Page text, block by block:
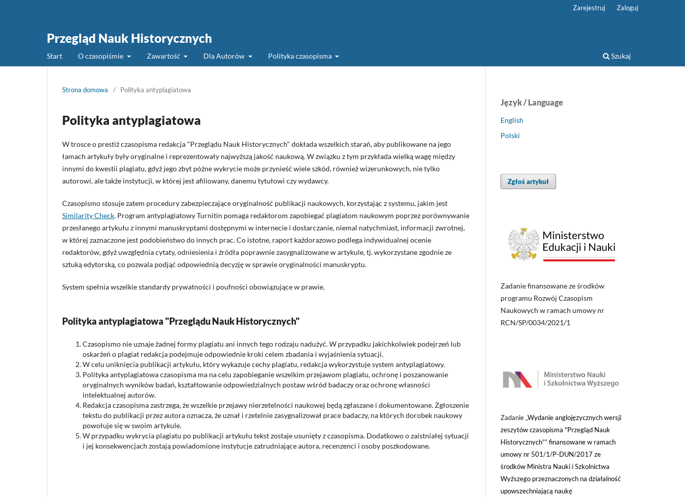
Przegląd Nauk Historycznych
Start O czasopiśmie Zawartość Dla Autorów Polityka czasopisma Szukaj
Zarejestruj Zaloguj
Strona domowa / Polityka antyplagiatowa
Polityka antyplagiatowa
W trosce o prestiż czasopisma redakcja "Przeglądu Nauk Historycznych" dokłada wszelkich starań, aby publikowane na jego
łamach artykuły były oryginalne i reprezentowały najwyższą jakość naukową. W związku z tym przykłada wielką wagę między
innymi do kwestii plagiatu, gdyż jego zbyt późne wykrycie może przynieść wiele szkód, również wizerunkowych, nie tylko
autorowi, ale także instytucji, w której jest afiliowany, danemu tytułowi czy wydawcy.
Czasopismo stosuje zatem procedury zabezpieczające oryginalność publikacji naukowych, korzystając z systemu, jakim jest
Similarity Check. Program antyplagiatowy Turnitin pomaga redaktorom zapobiegać plagiatom naukowym poprzez porównywanie
przesłanego artykułu z innymi manuskryptami dostępnymi w internecie i dostarczanie, niemal natychmiast, informacji zwrotnej,
w której zaznaczone jest podobieństwo do innych prac. Co istotne, raport każdorazowo podlega indywidualnej ocenie
redaktorów, gdyż uwzględnia cytaty, odniesienia i źródła poprawnie zasygnalizowane w artykule, tj. wykorzystane zgodnie ze
sztuką edytorską, co pozwala podjąć odpowiednią decyzję w sprawie oryginalności manuskryptu.
System spełnia wszelkie standardy prywatności i poufności obowiązujące w prawie.
Polityka antyplagiatowa "Przeglądu Nauk Historycznych"
Czasopismo nie uznaje żadnej formy plagiatu ani innych tego rodzaju nadużyć. W przypadku jakichkolwiek podejrzeń lub
oskarżeń o plagiat redakcja podejmuje odpowiednie kroki celem zbadania i wyjaśnienia sytuacji.
W celu uniknięcia publikacji artykułu, który wykazuje cechy plagiatu, redakcja wykorzystuje system antyplagiatowy.
Polityka antyplagiatowa czasopisma ma na celu zapobieganie wszelkim przejawom plagiatu, ochronę i poszanowanie
oryginalnych wyników badań, kształtowanie odpowiedzialnych postaw wśród badaczy oraz ochronę własności
intelektualnej autorów.
Redakcja czasopisma zastrzega, że wszelkie przejawy nierzetelności naukowej będą zgłaszane i dokumentowane. Zgłoszenie
tekstu do publikacji przez autora oznacza, że uznał i rzetelnie zasygnalizował prace badaczy, na których dorobek naukowy
powołuje się w swoim artykule.
W przypadku wykrycia plagiatu po publikacji artykułu tekst zostaje usunięty z czasopisma. Dodatkowo o zaistniałej sytuacji
i jej konsekwencjach zostają powiadomione instytucje zatrudniające autora, recenzenci i osoby poszkodowane.
Język / Language
English
Polski
Zgłoś artykuł
Zadanie finansowane ze środków
programu Rozwój Czasopism
Naukowych w ramach umowy nr
RCN/SP/0034/2021/1
Zadanie „Wydanie anglojęzycznych wersji
zeszytów czasopisma "Przegląd Nauk
Historycznych”” finansowane w ramach
umowy nr 501/1/P-DUN/2017 ze
środków Ministra Nauki i Szkolnictwa
Wyższego przeznaczonych na działalność
upowszechniającą naukę